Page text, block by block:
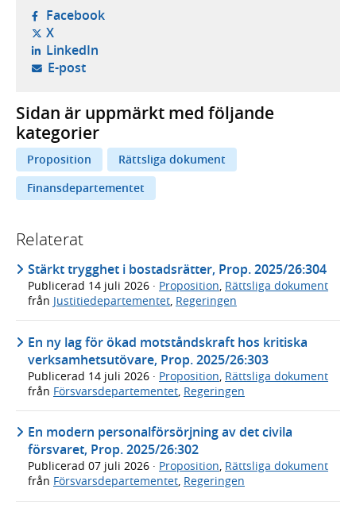
Facebook- öppnas i ny flik, extern webbplats,
X- öppnas i ny flik, extern webbplats,
LinkedIn- öppnas i ny flik, extern webbplats,
E-post- öppnar din e-postklient,
Sidan är uppmärkt med följande
kategorier
Proposition
Rättsliga dokument
Finansdepartementet
Relaterat
Stärkt trygghet i bostadsrätter, Prop. 2025/26:304
Publicerad 14 juli 2026 · Proposition, Rättsliga dokument
från Justitiedepartementet, Regeringen
En ny lag för ökad motståndskraft hos kritiska
verksamhetsutövare, Prop. 2025/26:303
Publicerad 14 juli 2026 · Proposition Rättsliga dokument
från Försvarsdepartementet Regeringen
En modern personalförsörjning av det civila
försvaret, Prop. 2025/26:302
Publicerad 07 juli 2026 · Proposition, Rättsliga dokument
från Försvarsdepartementet, Regeringen